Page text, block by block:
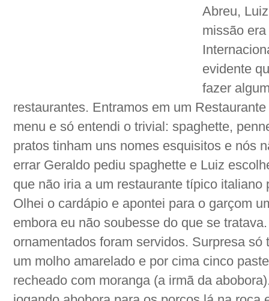
Abreu,
missão
evidente
fazer
restaurantes. Entramos em um
menu e só entendi o trivial: spaghette,
pratos tinham uns nomes esquisitos e nós
errar Geraldo pediu spaghette e Luiz
que não iria a um restaurante típico
Olhei o cardápio e apontei para o garçom
embora eu não soubesse do que se
ornamentados foram servidos. Surpresa
um molho amarelado e por cima cinco
recheado com moranga (a irmã da